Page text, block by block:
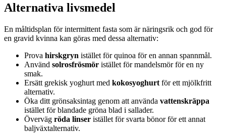
Alternativa livsmedel
En måltidsplan för intermittent fasta som är näringsrik och god för
en gravid kvinna kan göras med dessa alternativ:
Prova hirskgryn istället för quinoa för en annan spannmål.
Använd solrosfrösmör istället för mandelsmör för en ny
smak.
Ersätt grekisk yoghurt med kokosyoghurt för ett mjölkfritt
alternativ.
Öka ditt grönsaksintag genom att använda vattenskräppa
istället för blandade gröna blad i sallader.
Överväg röda linser istället för svarta bönor för ett annat
baljväxtalternativ.